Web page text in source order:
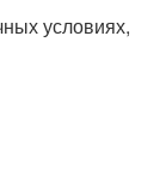
условиях,